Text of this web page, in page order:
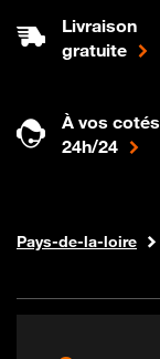
Livraison
gratuite
À vos cotés
24h/24
Boutique Orange
Internet fibre
Pays-de-la-loire